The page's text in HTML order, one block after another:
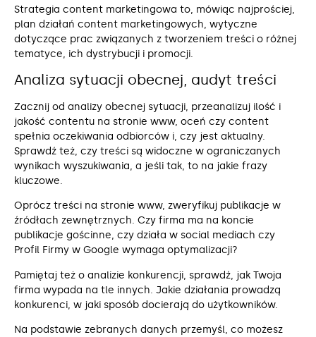
Strategia content marketingowa to, mówiąc najprościej,
plan działań content marketingowych, wytyczne
dotyczące prac związanych z tworzeniem treści o różnej
tematyce, ich dystrybucji i promocji.
Analiza sytuacji obecnej, audyt treści
Zacznij od analizy obecnej sytuacji, przeanalizuj ilość i
jakość contentu na stronie www, oceń czy content
spełnia oczekiwania odbiorców i, czy jest aktualny.
Sprawdź też, czy treści są widoczne w ograniczanych
wynikach wyszukiwania, a jeśli tak, to na jakie frazy
kluczowe.
Oprócz treści na stronie www, zweryfikuj publikacje w
źródłach zewnętrznych. Czy firma ma na koncie
publikacje gościnne, czy działa w social mediach czy
Profil Firmy w Google wymaga optymalizacji?
Pamiętaj też o analizie konkurencji, sprawdź, jak Twoja
firma wypada na tle innych. Jakie działania prowadzą
konkurenci, w jaki sposób docierają do użytkowników.
Na podstawie zebranych danych przemyśl, co możesz